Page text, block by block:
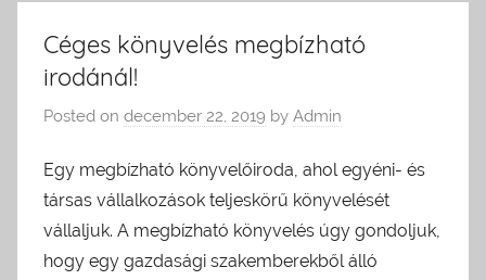
Céges könyvelés megbízható
irodánál!
Posted on december 22, 2019 by Admin
Egy megbízható könyvelőiroda, ahol egyéni- és
társas vállalkozások teljeskörű könyvelését
vállaljuk. A megbízható könyvelés úgy gondoljuk,
hogy egy gazdasági szakemberekből álló